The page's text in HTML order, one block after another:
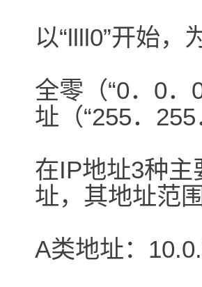
以“llll0”开始，
全零（“0．0．
址（“255．
在IP地址3种
址，其地址范
A类地址：